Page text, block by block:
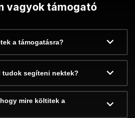
vagyok támogató
a támogatásra?
tudok segíteni nektek?
mire költitek a